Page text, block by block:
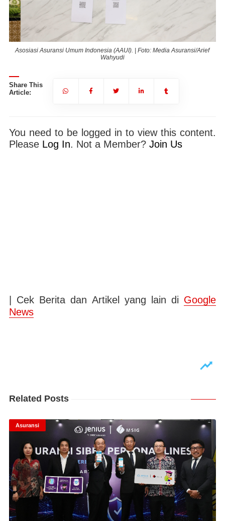
Asosiasi Asuransi Umum Indonesia (AAUI). | Foto: Media Asuransi/Arief
Wahyudi
Share This
Article:
You need to be logged in to view this content.
Please Log In. Not a Member? Join Us
| Cek Berita dan Artikel yang lain di Google
News
Related Posts
Asuransi